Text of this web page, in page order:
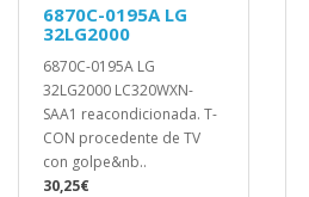
6870C-0195A LG
32LG2000
6870C-0195A LG
32LG2000 LC320WXN-
SAA1 reacondicionada. T-
CON procedente de TV
con golpe&nb..
30,25€